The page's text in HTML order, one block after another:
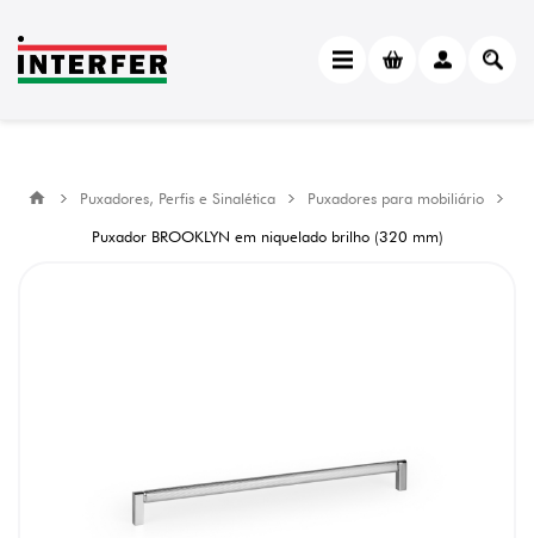
Puxadores, Perfis e Sinalética
Puxadores para mobiliário
Puxador BROOKLYN em niquelado brilho (320 mm)